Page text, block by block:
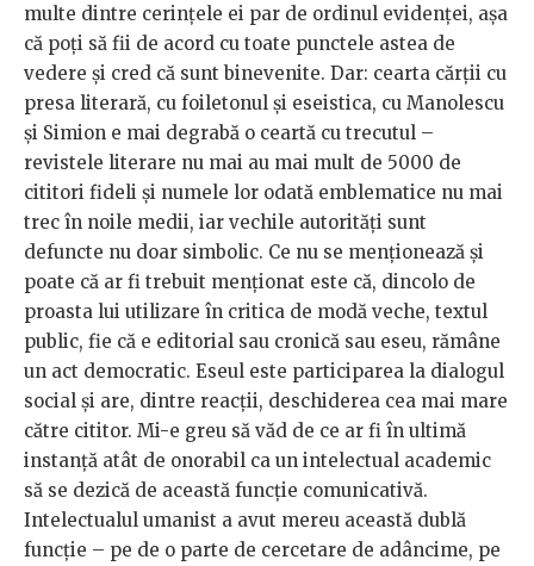
multe dintre cerințele ei par de ordinul evidenței, așa
că poți să fii de acord cu toate punctele astea de
vedere și cred că sunt binevenite. Dar: cearta cărții cu
presa literară, cu foiletonul și eseistica, cu Manolescu
și Simion e mai degrabă o ceartă cu trecutul –
revistele literare nu mai au mai mult de 5000 de
cititori fideli și numele lor odată emblematice nu mai
trec în noile medii, iar vechile autorități sunt
defuncte nu doar simbolic. Ce nu se menționează și
poate că ar fi trebuit menționat este că, dincolo de
proasta lui utilizare în critica de modă veche, textul
public, fie că e editorial sau cronică sau eseu, rămâne
un act democratic. Eseul este participarea la dialogul
social și are, dintre reacții, deschiderea cea mai mare
către cititor. Mi-e greu să văd de ce ar fi în ultimă
instanță atât de onorabil ca un intelectual academic
să se dezică de această funcție comunicativă.
Intelectualul umanist a avut mereu această dublă
funcție – pe de o parte de cercetare de adâncime, pe